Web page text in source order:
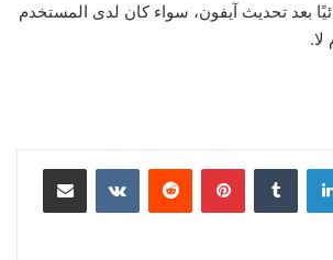
بعد تحديث آيفون، سواء كان لدى المستخدم
لينكدإن بينتيريست مشاركة عبر البريد